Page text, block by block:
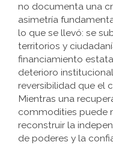
no documenta una
asimetría
lo que se llevó: se
territorios y
financiamiento
deterioro
reversibilidad que el
Mientras una
commodities puede
reconstruir la
de poderes y la